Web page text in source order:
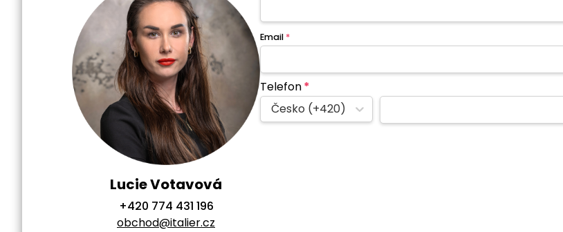
Lucie Votavová
+420 774 431 196
obchod@italier.cz
Email *
Telefon*
Česko (+420)